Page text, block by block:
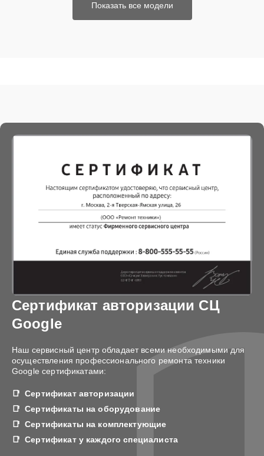
Показать все модели
Сертификат авторизации СЦ
Google
Наш сервисный центр обладает всеми необходимыми для
осуществления профессионального ремонта техники
Google сертификатами:
Сертификат авторизации
Сертификаты на оборудование
Сертификаты на комплектующие
Сертификат у каждого специалиста